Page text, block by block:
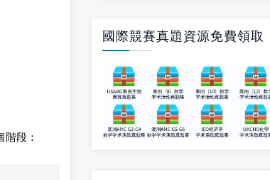
段：
國際競賽真題資源免費領取